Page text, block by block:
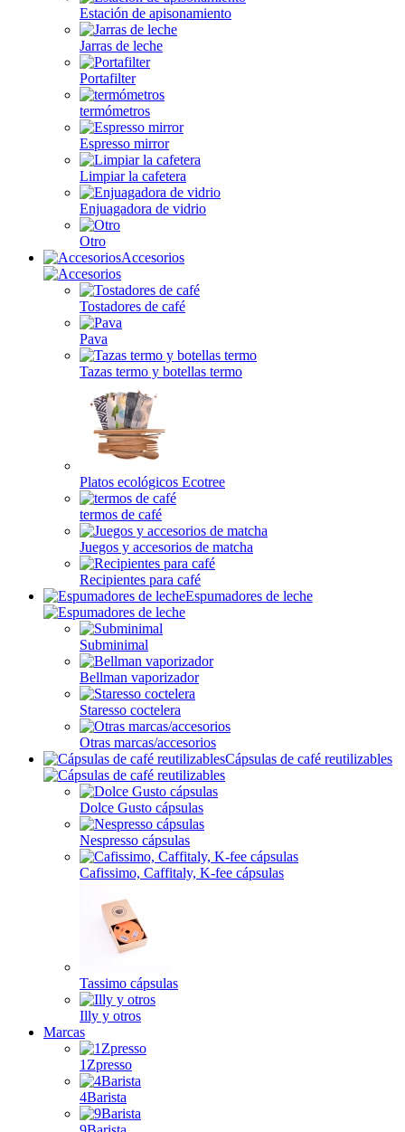
Estación de apisonamiento
Jarras de leche
Portafilter
termómetros
Espresso mirror
Limpiar la cafetera
Enjuagadora de vidrio
Otro
Accesorios
Tostadores de café
Pava
Tazas termo y botellas termo
Platos ecológicos Ecotree
termos de café
Juegos y accesorios de matcha
Recipientes para café
Espumadores de leche
Subminimal
Bellman vaporizador
Staresso coctelera
Otras marcas/accesorios
Cápsulas de café reutilizables
Dolce Gusto cápsulas
Nespresso cápsulas
Cafissimo, Caffitaly, K-fee cápsulas
Tassimo cápsulas
Illy y otros
Marcas
1Zpresso
4Barista